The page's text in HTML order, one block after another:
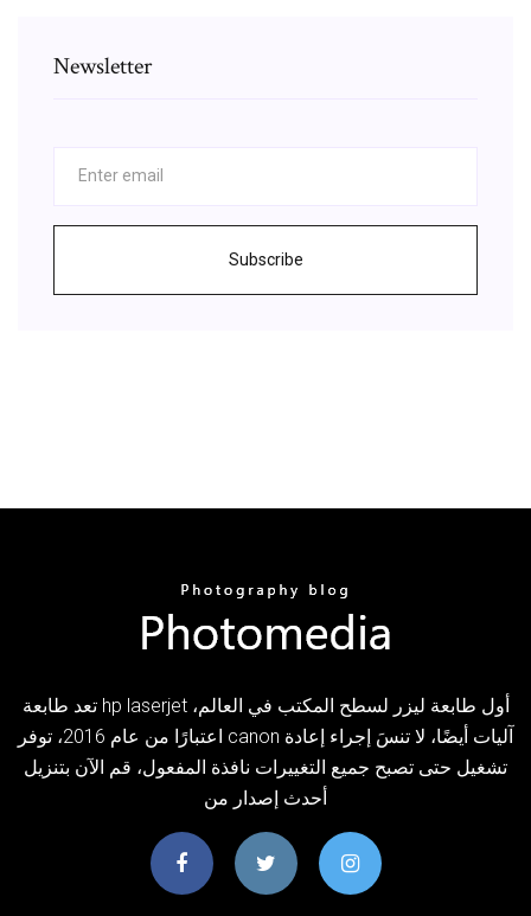
Newsletter
Subscribe
تعد طابعة hp laserjet أول طابعة ليزر لسطح المكتب في العالم،
اعتبارًا من عام 2016، توفر canon آليات أيضًا، لا تنسَ إجراء إعادة
تشغيل حتى تصبح جميع التغييرات نافذة المفعول، قم الآن بتنزيل
أحدث إصدار من